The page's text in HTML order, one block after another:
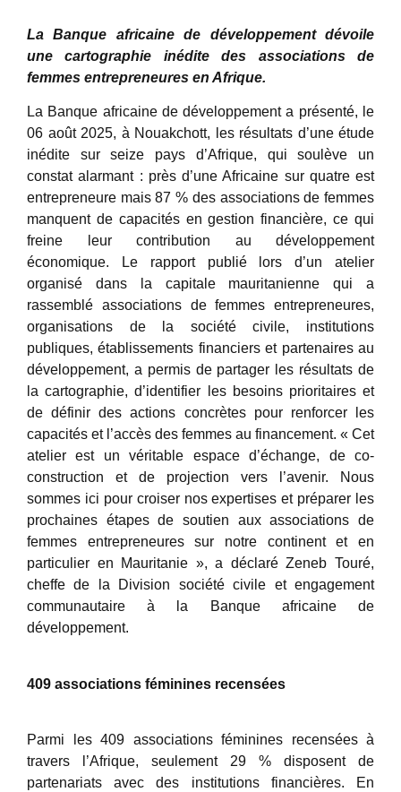
La Banque africaine de développement dévoile
une cartographie inédite des associations de
femmes entrepreneures en Afrique.
La Banque africaine de développement a présenté, le
06 août 2025, à Nouakchott, les résultats d’une étude
inédite sur seize pays d’Afrique, qui soulève un
constat alarmant : près d’une Africaine sur quatre est
entrepreneure mais 87 % des associations de femmes
manquent de capacités en gestion financière, ce qui
freine leur contribution au développement
économique. Le rapport publié lors d’un atelier
organisé dans la capitale mauritanienne qui a
rassemblé associations de femmes entrepreneures,
organisations de la société civile, institutions
publiques, établissements financiers et partenaires au
développement, a permis de partager les résultats de
la cartographie, d’identifier les besoins prioritaires et
de définir des actions concrètes pour renforcer les
capacités et l’accès des femmes au financement. « Cet
atelier est un véritable espace d’échange, de co-
construction et de projection vers l’avenir. Nous
sommes ici pour croiser nos expertises et préparer les
prochaines étapes de soutien aux associations de
femmes entrepreneures sur notre continent et en
particulier en Mauritanie », a déclaré Zeneb Touré,
cheffe de la Division société civile et engagement
communautaire à la Banque africaine de
développement.
409 associations féminines recensées
Parmi les 409 associations féminines recensées à
travers l’Afrique, seulement 29 % disposent de
partenariats avec des institutions financières. En